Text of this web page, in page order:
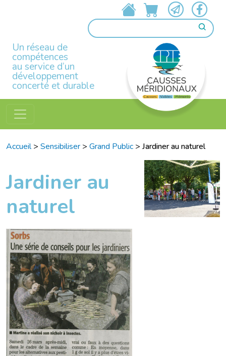
Un réseau de
compétences
au service d’un
développement
concerté et durable
Accueil> Sensibiliser > Grand Public > Jardiner au naturel
Jardiner au
naturel